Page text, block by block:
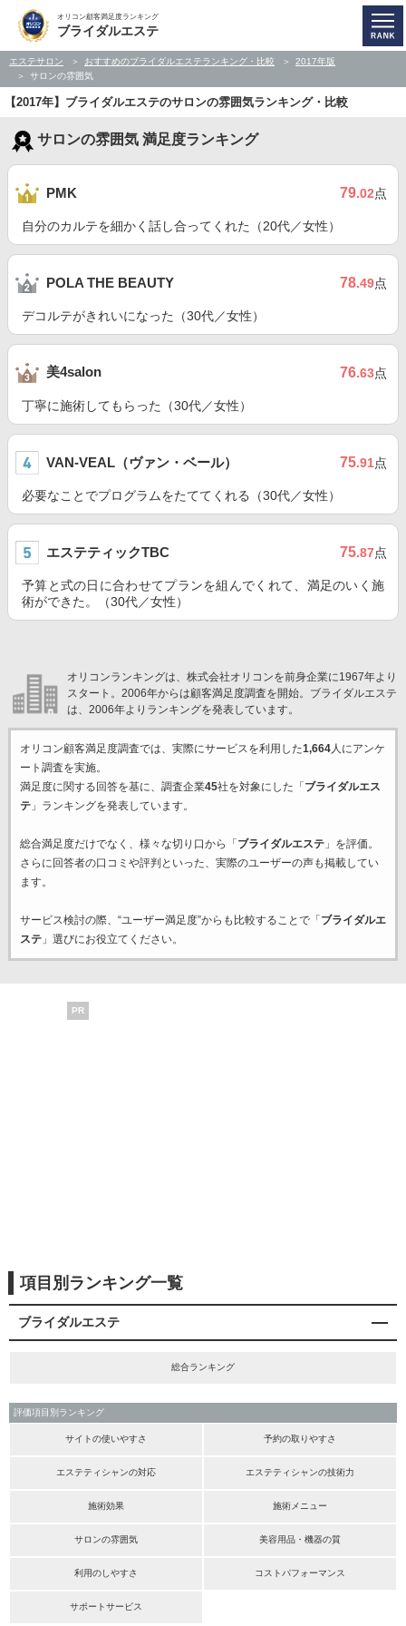
オリコン顧客満足度ランキング
ブライダルエステ
エステサロン おすすめのブライダルエステランキング・比較
2017年版
サロンの雰囲気
【2017年】ブライダルエステのサロンの雰囲気ランキング・比較
サロンの雰囲気 満足度ランキング
PMK 79.02点
自分のカルテを細かく話し合ってくれた（20代／女性）
POLA THE BEAUTY 78.49点
デコルテがきれいになった（30代／女性）
美4salon 76.63点
丁寧に施術してもらった（30代／女性）
VAN-VEAL（ヴァン・ベール） 75.91点
必要なことでプログラムをたててくれる（30代／女性）
エステティックTBC 75.87点
予算と式の日に合わせてプランを組んでくれて、満足のいく施
術ができた。（30代／女性）
オリコンランキングは、株式会社オリコンを前身企業に1967年より
スタート。2006年からは顧客満足度調査を開始。ブライダルエステ
は、2006年よりランキングを発表しています。
オリコン顧客満足度調査では、実際にサービスを利用した1,664人にアンケ
ート調査を実施。
満足度に関する回答を基に、調査企業45社を対象にした「 ブライダルエス
テ」ランキングを発表しています。
総合満足度だけでなく、様々な切り口から「 ブライダルエステ」を評価。
さらに回答者の口コミや評判といった、実際のユーザーの声も掲載してい
ます。
サービス検討の際、“ユーザー満足度”からも比較することで「 ブライダルエ
ステ」選びにお役立てください。
PR
項目別ランキング一覧
ブライダルエステ
総合ランキング
評価項目別ランキング
サイトの使いやすさ 予約の取りやすさ
エステティシャンの対応 エステティシャンの技術力
施術効果 施術メニュー
サロンの雰囲気 美容用品・機器の質
利用のしやすさ コストパフォーマンス
サポートサービス